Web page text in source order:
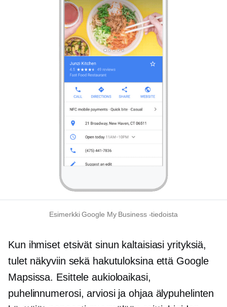
Esimerkki Google My Business -tiedoista
Kun ihmiset etsivät sinun kaltaisiasi yrityksiä,
tulet näkyviin sekä hakutuloksina että Google
Mapsissa. Esittele aukioloaikasi,
puhelinnumerosi, arviosi ja ohjaa älypuhelinten